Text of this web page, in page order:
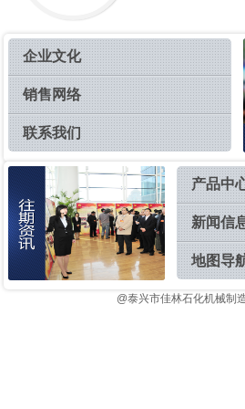
企业文化
销售网络
联系我们
产品中
新闻信
地图导
@泰兴市佳林石化机械制